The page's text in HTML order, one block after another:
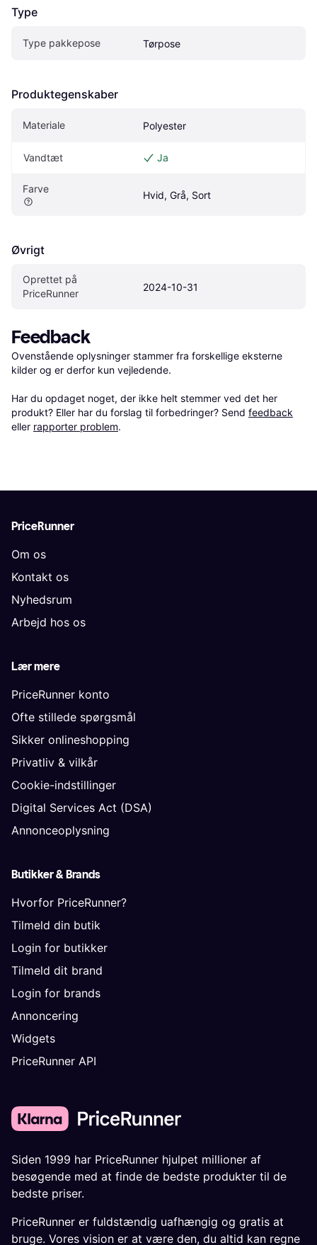
Type
Type pakkepose Tørpose
Produktegenskaber
Materiale Polyester
Vandtæt Ja
Farve
Hvid, Grå, Sort
Øvrigt
Oprettet på
PriceRunner
2024-10-31
Feedback
Ovenstående oplysninger stammer fra forskellige eksterne
kilder og er derfor kun vejledende.
Har du opdaget noget, der ikke helt stemmer ved det her
produkt? Eller har du forslag til forbedringer? Send feedback
eller rapporter problem.
PriceRunner
Om os
Kontakt os
Nyhedsrum
Arbejd hos os
Lær mere
PriceRunner konto
Ofte stillede spørgsmål
Sikker onlineshopping
Privatliv & vilkår
Cookie-indstillinger
Digital Services Act (DSA)
Annonceoplysning
Butikker & Brands
Hvorfor PriceRunner?
Tilmeld din butik
Login for butikker
Tilmeld dit brand
Login for brands
Annoncering
Widgets
PriceRunner API
Siden 1999 har PriceRunner hjulpet millioner af
besøgende med at finde de bedste produkter til de
bedste priser.
PriceRunner er fuldstændig uafhængig og gratis at
bruge. Vores vision er at være den, du altid kan regne